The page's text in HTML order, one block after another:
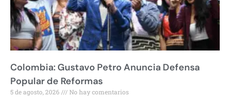
Colombia: Gustavo Petro Anuncia Defensa
Popular de Reformas
5 de agosto, 2026 No hay comentarios